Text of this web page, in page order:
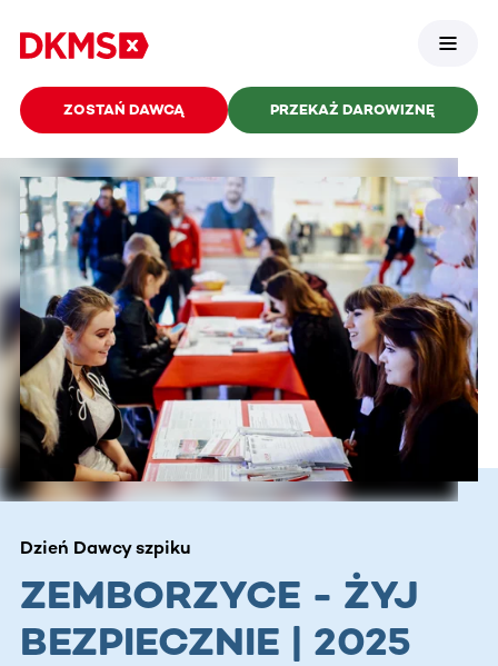
ZOSTAŃ DAWCĄ PRZEKAŻ DAROWIZNĘ
Dzień Dawcy szpiku
ZEMBORZYCE - ŻYJ
BEZPIECZNIE | 2025